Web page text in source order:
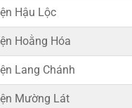
Hậu Lộc
Hoằng Hóa
Lang Chánh
Mường Lát